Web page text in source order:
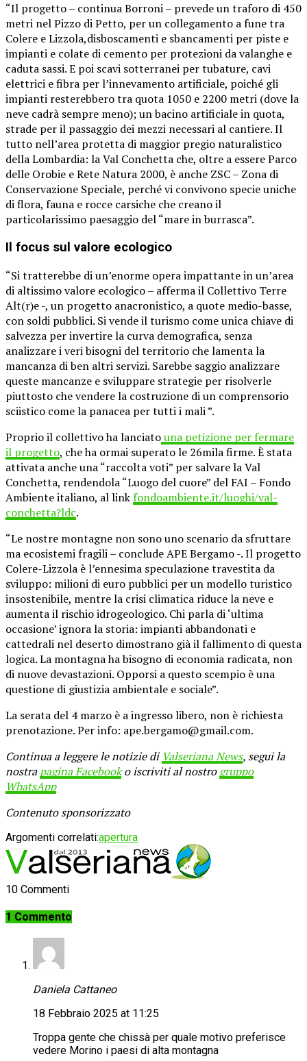
“Il progetto – continua Borroni – prevede un traforo di 450
metri nel Pizzo di Petto, per un collegamento a fune tra
Colere e Lizzola,disboscamenti e sbancamenti per piste e
impianti e colate di cemento per protezioni da valanghe e
caduta sassi. E poi scavi sotterranei per tubature, cavi
elettrici e fibra per l’innevamento artificiale, poiché gli
impianti resterebbero tra quota 1050 e 2200 metri (dove la
neve cadrà sempre meno); un bacino artificiale in quota,
strade per il passaggio dei mezzi necessari al cantiere. Il
tutto nell’area protetta di maggior pregio naturalistico
della Lombardia: la Val Conchetta che, oltre a essere Parco
delle Orobie e Rete Natura 2000, è anche ZSC – Zona di
Conservazione Speciale, perché vi convivono specie uniche
di flora, fauna e rocce carsiche che creano il
particolarissimo paesaggio del “mare in burrasca”.
Il focus sul valore ecologico
“Si tratterebbe di un’enorme opera impattante in un’area
di altissimo valore ecologico – afferma il Collettivo Terre
Alt(r)e -, un progetto anacronistico, a quote medio-basse,
con soldi pubblici. Si vende il turismo come unica chiave di
salvezza per invertire la curva demografica, senza
analizzare i veri bisogni del territorio che lamenta la
mancanza di ben altri servizi. Sarebbe saggio analizzare
queste mancanze e sviluppare strategie per risolverle
piuttosto che vendere la costruzione di un comprensorio
sciistico come la panacea per tutti i mali ”.
Proprio il collettivo ha lanciatouna petizione per fermare
il progetto, che ha ormai superato le 26mila firme. È stata
attivata anche una “raccolta voti” per salvare la Val
Conchetta, rendendola “Luogo del cuore” del FAI – Fondo
Ambiente italiano, al linkfondoambiente.it/luoghi/val-
conchetta?ldc.
“Le nostre montagne non sono uno scenario da sfruttare
ma ecosistemi fragili – conclude APE Bergamo -. Il progetto
Colere-Lizzola è l’ennesima speculazione travestita da
sviluppo: milioni di euro pubblici per un modello turistico
insostenibile, mentre la crisi climatica riduce la neve e
aumenta il rischio idrogeologico. Chi parla di ‘ultima
occasione’ ignora la storia: impianti abbandonati e
cattedrali nel deserto dimostrano già il fallimento di questa
logica. La montagna ha bisogno di economia radicata, non
di nuove devastazioni. Opporsi a questo scempio è una
questione di giustizia ambientale e sociale”.
La serata del 4 marzo è a ingresso libero, non è richiesta
prenotazione. Per info: ape.bergamo@gmail.com.
Continua a leggere le notizie di Valseriana News, segui la
nostrapagina Facebooko iscriviti al nostrogruppo
WhatsApp
Contenuto sponsorizzato
Argomenti correlati:apertura
10 Commenti
1 Commento
Daniela Cattaneo
18 Febbraio 2025 at 11:25
Troppa gente che chissà per quale motivo preferisce
vedere Morino i paesi di alta montagna